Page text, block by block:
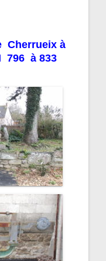
Cherrueix à
796 à 833